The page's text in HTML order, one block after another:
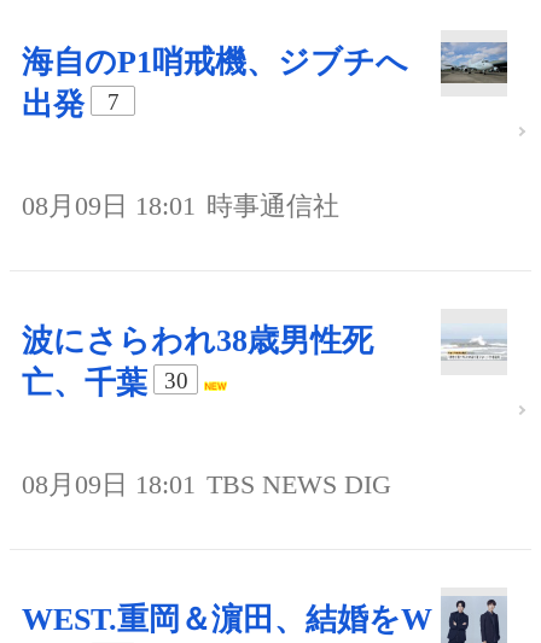
海自のP1哨戒機、ジブチへ
出発
7
08月09日 18:01 時事通信社
波にさらわれ38歳男性死
亡、千葉
30
08月09日 18:01 TBS NEWS DIG
WEST.重岡＆濵田、結婚をW